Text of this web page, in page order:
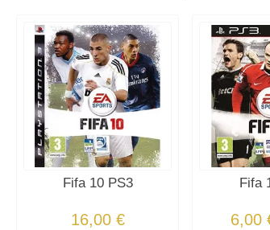
Fifa 10 PS3
16,00 €
Fifa
6,00